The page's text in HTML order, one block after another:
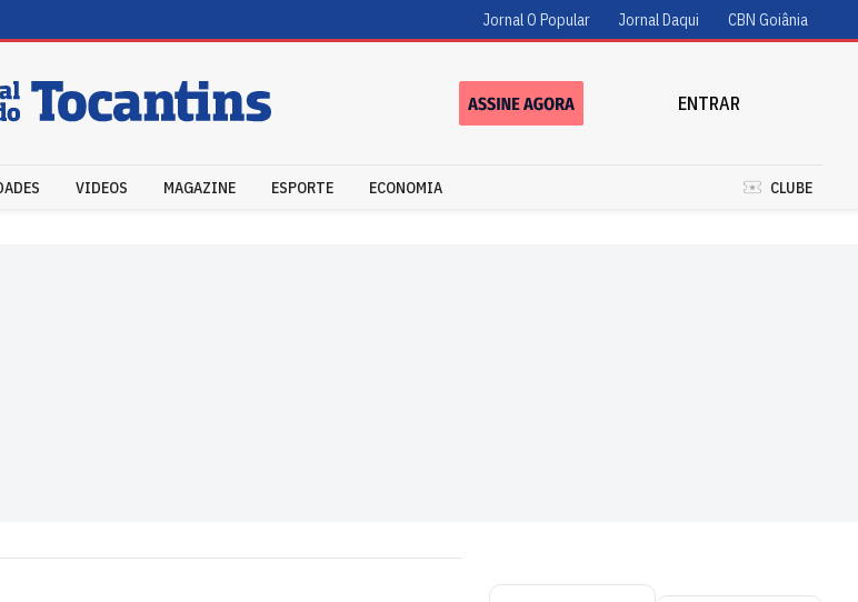
Jornal O Popular Jornal Daqui CBN Goiânia
ENTRAR
VIDEOS MAGAZINE ESPORTE ECONOMIA CLUBE